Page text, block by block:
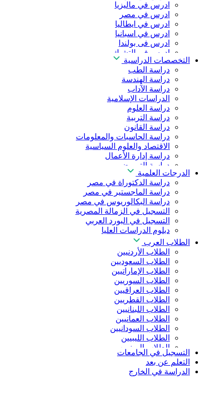
ادرس في ماليزيا
ادرس في مصر
ادرس في ايطاليا
ادرس في اسبانيا
ادرس فى بولندا
ادرس فى التشيك
ادرس في المجر
ادرس في الصين
التخصصات الدراسية
دراسة الطب
دراسة الهندسة
دراسة الآداب
الدراسات الإسلامية
دراسة العلوم
دراسة التربية
دراسة القانون
دراسة الحاسبات والمعلومات
الاقتصاد والعلوم السياسية
دراسة إدارة الأعمال
دراسة التمريض
دراسة طب الأسنان
دراسة الصيدلة
دراسة العلوم الصحية
دراسة العلاج الطبيعي
دراسة الذكاء الاصطناعي
دراسة الأمن السيبراني
الدرجات العلمية
دراسة الدكتوراة في مصر
دراسة الماجستير في مصر
دراسة البكالوريوس في مصر
التسجيل في الزمالة المصرية
التسجيل في البورد العربي
دبلوم الدراسات العليا
الطلاب العرب
الطلاب الأردنيين
الطلاب السعوديين
الطلاب الإماراتيين
الطلاب السوريين
الطلاب العراقيين
الطلاب القطريين
الطلاب اللبنانيين
الطلاب العمانيين
الطلاب السودانيين
الطلاب الليبيين
الطلاب اليمنيين
التسجيل في الجامعات
التعلم عن بعد
الدراسة في الخارج